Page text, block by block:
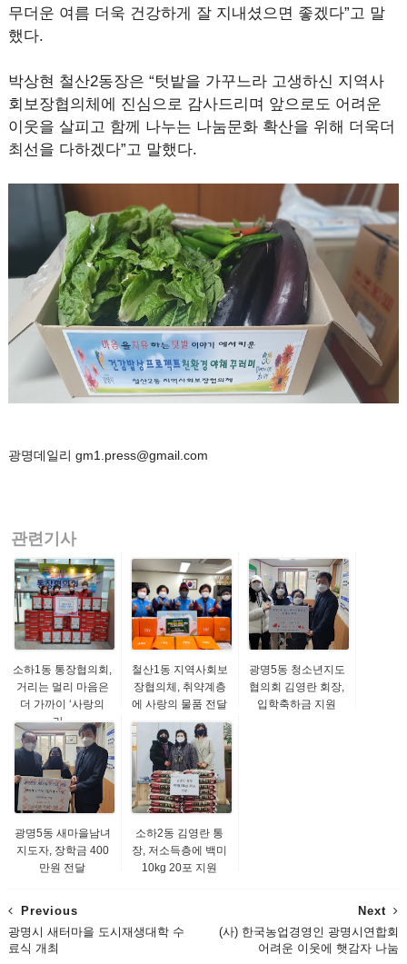
무더운 여름 더욱 건강하게 잘 지내셨으면 좋겠다”고 말
했다.
박상현 철산2동장은 “텃밭을 가꾸느라 고생하신 지역사
회보장협의체에 진심으로 감사드리며 앞으로도 어려운
이웃을 살피고 함께 나누는 나눔문화 확산을 위해 더욱더
최선을 다하겠다”고 말했다.
광명데일리 gm1.press@gmail.com
관련기사
소하1동 통장협의회,
거리는 멀리 마음은
더 가까이 ‘사랑의
라...
철산1동 지역사회보
장협의체, 취약계층
에 사랑의 물품 전달
광명5동 청소년지도
협의회 김영란 회장,
입학축하금 지원
광명5동 새마을남녀
지도자, 장학금 400
만원 전달
소하2동 김영란 통
장, 저소득층에 백미
10kg 20포 지원
Next
(사) 한국농업경영인 광명시연합회
어려운 이웃에 햇감자 나눔
Previous
광명시 새터마을 도시재생대학 수
료식 개최